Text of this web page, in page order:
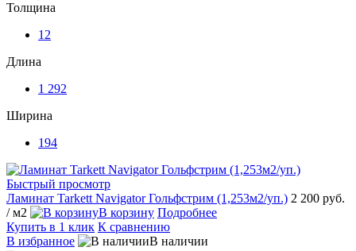
Толщина
12
Длина
1 292
Ширина
194
Быстрый просмотр
Ламинат Tarkett Navigator Гольфстрим (1,253м2/уп.) 2 200 руб.
/ м2
В корзину Подробнее
Купить в 1 клик К сравнению
В избранное
В наличии